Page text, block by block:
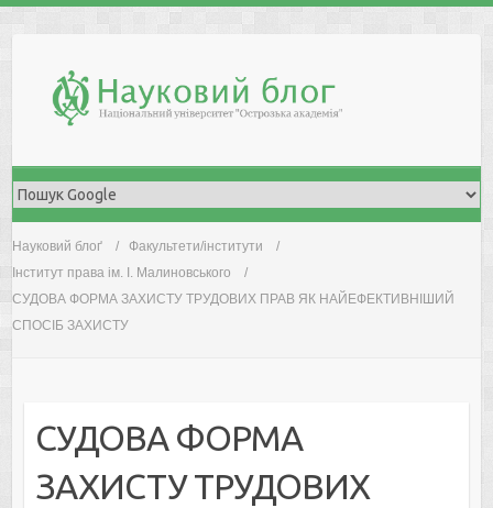
Науковий блоґ
Факультети/інститути
Інститут права ім. І. Малиновського
СУДОВА ФОРМА ЗАХИСТУ ТРУДОВИХ ПРАВ ЯК НАЙЕФЕКТИВНІШИЙ
СПОСІБ ЗАХИСТУ
СУДОВА ФОРМА
ЗАХИСТУ ТРУДОВИХ